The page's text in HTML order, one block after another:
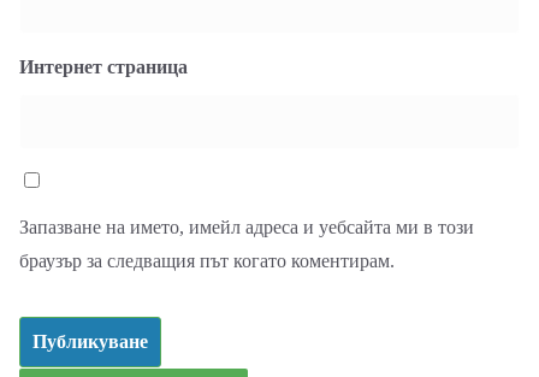
Интернет страница
Запазване на името, имейл адреса и уебсайта ми в този
браузър за следващия път когато коментирам.